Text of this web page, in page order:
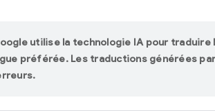
utilise la technologie IA pour traduire
préférée. Les traductions générées